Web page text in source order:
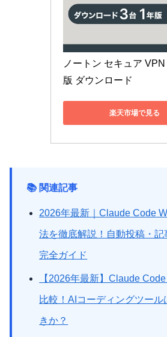
ノートン セキュア
版 ダウンロード
楽天市場で見る
📚 関連記事
2026年最新｜Claude Code
法を徹底解説！自動投稿・記
完全ガイド
【2026年最新】Claude
比較！AIコーディングツー
きか？